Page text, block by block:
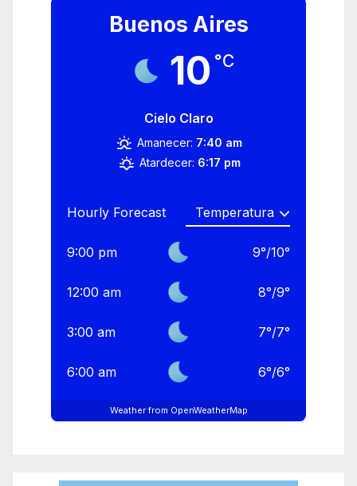
Buenos Aires
10 °C
Cielo Claro
Amanecer: 7:40 am
Atardecer: 6:17 pm
Hourly Forecast
9:00 pm 9°/10°
12:00 am 8°/9°
3:00 am 7°/7°
6:00 am 6°/6°
Weather from OpenWeatherMap